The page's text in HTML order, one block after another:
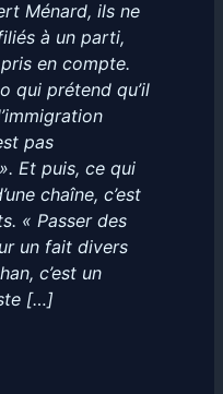
Ménard, ils ne
à un parti,
en compte.
qui prétend qu’il
pas
Et puis, ce qui
chaîne, c’est
« Passer des
un fait divers
c’est un
[…]